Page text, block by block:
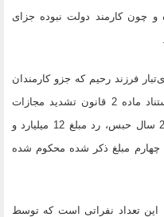
شده و چون کارمند دولت نبوده جزای
فرزند رحیم که جزو کارمندان
شرکت خدمات عمومی اهواز بوده به استناد ماده 2 قانون تشدید مجازات
مرتکبین ارتشا، اختلاس و کلاهبرداری به 2 سال حبس، رد مبلغ 12 میلیارد و
چهارم مبلغ ذکر شده محکوم شده
این تعداد نفراتی است که توسط